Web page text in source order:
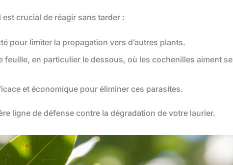
crucial de réagir sans tarder :
pour limiter la propagation vers d’autres plants.
feuille, en particulier le dessous, où les cochenilles aiment se
et économique pour éliminer ces parasites.
ligne de défense contre la dégradation de votre laurier.